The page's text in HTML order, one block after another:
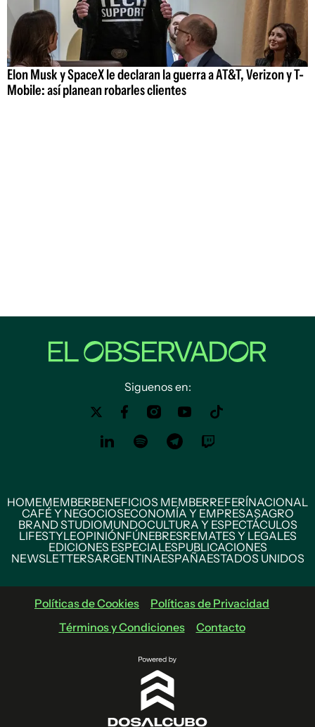
Elon Musk y SpaceX le declaran la guerra a AT&T, Verizon y T-
Mobile: así planean robarles clientes
Siguenos en:
HOMEMEMBERBENEFICIOS MEMBERREFERÍNACIONAL
CAFÉ Y NEGOCIOSECONOMÍA Y EMPRESASAGRO
BRAND STUDIOMUNDOCULTURA Y ESPECTÁCULOS
LIFESTYLEOPINIÓNFÚNEBRESREMATES Y LEGALES
EDICIONES ESPECIALESPUBLICACIONES
NEWSLETTERSARGENTINAESPAÑAESTADOS UNIDOS
Políticas de Cookies
Políticas de Privacidad
Términos y Condiciones
Contacto